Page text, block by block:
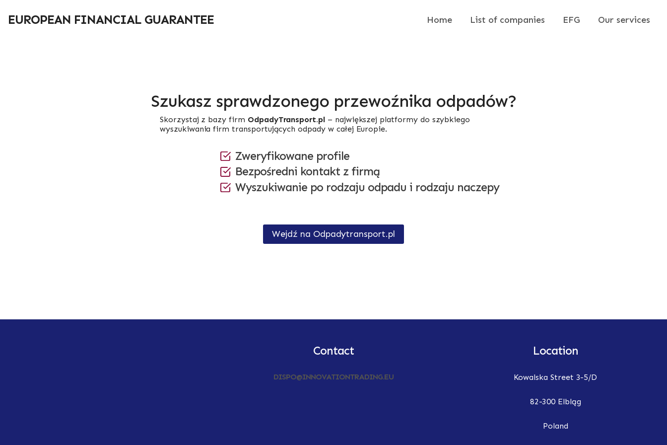
treści
EUROPEAN FINANCIAL GUARANTEE Home List of companies EFG Our services
Szukasz sprawdzonego przewoźnika odpadów?
Skorzystaj z bazy firm OdpadyTransport.pl– największej platformy do szybkiego
wyszukiwania firm transportujących odpady w całej Europie.
Zweryfikowane profile
Bezpośredni kontakt z firmą
Wyszukiwanie po rodzaju odpadu i rodzaju naczepy
Wejdź na Odpadytransport.pl
Contact
DISPO@INNOVATIONTRADING.EU
Location
Kowalska Street 3-5/D
82-300 Elbląg
Poland